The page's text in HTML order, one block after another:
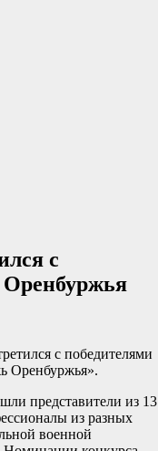
с
с победителями
Оренбуржья».
представители из 13
из разных
военной